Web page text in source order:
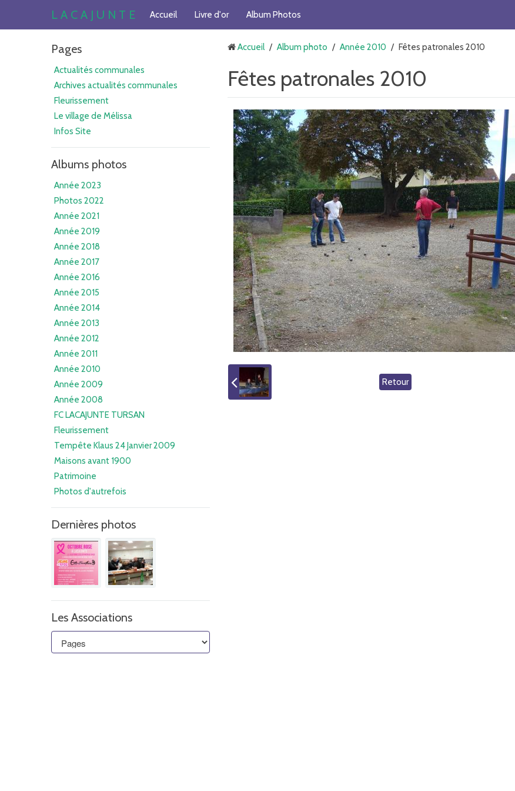
L A C A J U N T E Accueil Livre d'or Album Photos
Pages
Actualités communales
Archives actualités communales
Fleurissement
Le village de Mélissa
Infos Site
Albums photos
Année 2023
Photos 2022
Année 2021
Année 2019
Année 2018
Année 2017
Année 2016
Année 2015
Année 2014
Année 2013
Année 2012
Année 2011
Année 2010
Année 2009
Année 2008
FC LACAJUNTE TURSAN
Fleurissement
Tempête Klaus 24 Janvier 2009
Maisons avant 1900
Patrimoine
Photos d'autrefois
Dernières photos
Les Associations
Accueil / Album photo / Année 2010 / Fêtes patronales 2010
Fêtes patronales 2010
Retour